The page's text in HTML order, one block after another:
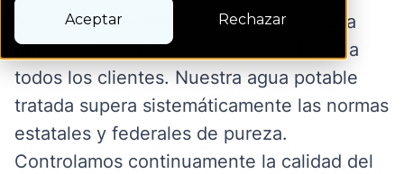
Aceptar Rechazar
Nos comprometemos a suministrar agua
potable segura, de alta calidad y fiable a
todos los clientes. Nuestra agua potable
tratada supera sistemáticamente las normas
estatales y federales de pureza.
Controlamos continuamente la calidad del